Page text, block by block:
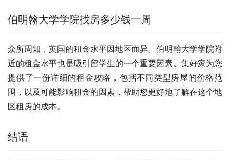
伯明翰大学学院找房多少钱一周
众所周知，英国的租金水平因地区而异。伯明翰大学学院附
近的租金水平也是吸引留学生的一个重要因素。集好家为您
提供了一份详细的租金攻略，包括不同类型房屋的价格范
围，以及可能影响租金的因素，帮助您更好地了解在这个地
区租房的成本。
结语